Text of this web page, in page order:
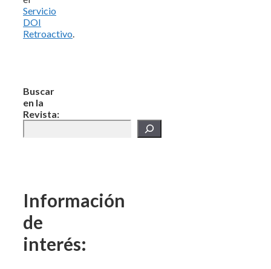
Servicio
DOI
Retroactivo.
Buscar
en la
Revista:
Información
de
interés: